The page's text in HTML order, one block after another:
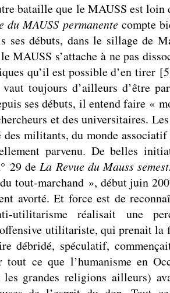
bataille que le MAUSS est loin
du MAUSS permanentecompte
ses débuts, dans le sillage de
MAUSS s’attache à ne pas
qu’il est possible d’en tirer[5
toujours d’ailleurs d’être
ses débuts, il entend faire «
et des universitaires.
militants, du monde
parvenu. De belles
29 deLa Revue du Mauss
tout-marchand », début juin
avorté. Et force est de
utilitarisme réalisait une
utilitariste, qui prenait la
débridé, spéculatif,
tout ce que l’humanisme en
grandes religions ailleurs)